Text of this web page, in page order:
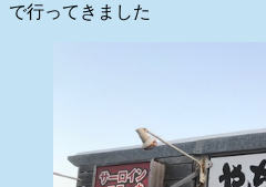
で行ってきました